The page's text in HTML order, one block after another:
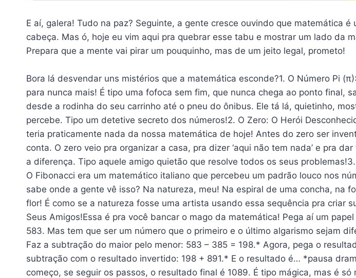
E aí, galera! Tudo na paz? Seguinte, a gente cresce ouvindo que matemática
cabeça. Mas ó, hoje eu vim aqui pra quebrar esse tabu e mostrar um lado da
Prepara que a mente vai pirar um pouquinho, mas de um jeito legal, prometo!
Bora lá desvendar uns mistérios que a matemática esconde?1. O Número Pi
para nunca mais! É tipo uma fofoca sem fim, que nunca chega ao ponto final,
desde a rodinha do seu carrinho até o pneu do ônibus. Ele tá lá, quietinho,
percebe. Tipo um detetive secreto dos números!2. O Zero: O Herói
teria praticamente nada da nossa matemática de hoje! Antes do zero ser
conta. O zero veio pra organizar a casa, pra dizer ‘aqui não tem nada’ e pra
a diferença. Tipo aquele amigo quietão que resolve todos os seus
O Fibonacci era um matemático italiano que percebeu um padrão louco nos
sabe onde a gente vê isso? Na natureza, meu! Na espiral de uma concha, na
flor! É como se a natureza fosse uma artista usando essa sequência pra criar
Seus Amigos!Essa é pra você bancar o mago da matemática! Pega aí um
583. Mas tem que ser um número que o primeiro e o último algarismo sejam
Faz a subtração do maior pelo menor: 583 – 385 = 198.* Agora, pega o
subtração com o resultado invertido: 198 + 891.* E o resultado é… *pausa
começo, se seguir os passos, o resultado final é 1089. É tipo mágica, mas é